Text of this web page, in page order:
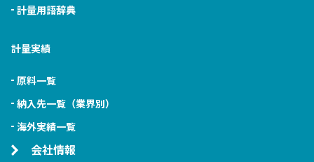
計量用語辞典
計量実績
原料一覧
納入先一覧（業界別）
海外実績一覧
会社情報